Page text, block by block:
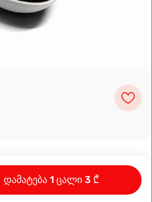
დაგეგმვა
დამატება 1 ცალი 3 ₾